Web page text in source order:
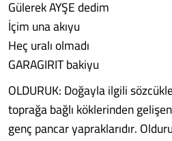
Gülerek AYŞE dedim
İçim una akıyu
Heç uralı olmadı
GARAGIRIT bakiyu
OLDURUK: Doğayla ilgili
toprağa bağlı köklerinden
genç pancar yapraklarıdır.